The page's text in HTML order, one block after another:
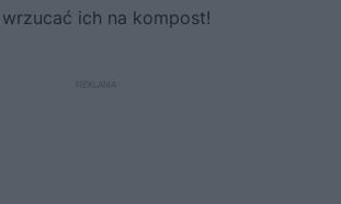
ich na kompost!